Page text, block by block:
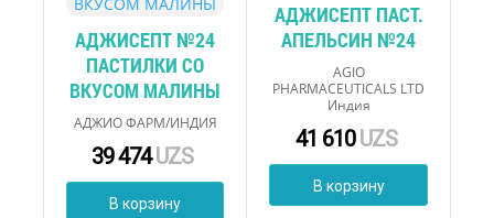
АДЖИСЕПТ №24
ПАСТИЛКИ СО
ВКУСОМ МАЛИНЫ
АДЖИО ФАРМ/ИНДИЯ
39 474UZS
В корзину
АДЖИСЕПТ ПАСТ.
АПЕЛЬСИН №24
AGIO
PHARMACEUTICALS LTD
Индия
41 610UZS
В корзину